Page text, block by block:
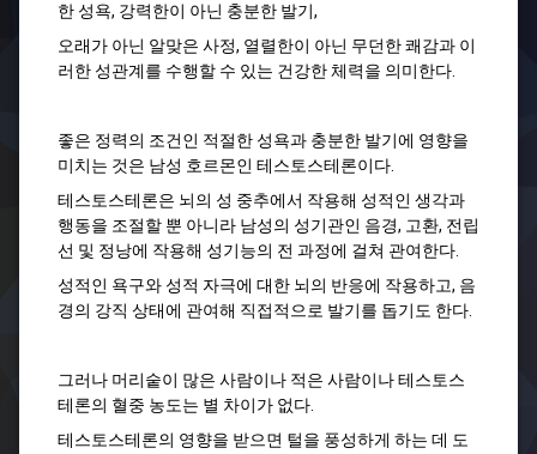
한 성욕, 강력한이 아닌 충분한 발기,
오래가 아닌 알맞은 사정, 열렬한이 아닌 무던한 쾌감과 이
러한 성관계를 수행할 수 있는 건강한 체력을 의미한다.
좋은 정력의 조건인 적절한 성욕과 충분한 발기에 영향을
미치는 것은 남성 호르몬인 테스토스테론이다.
테스토스테론은 뇌의 성 중추에서 작용해 성적인 생각과
행동을 조절할 뿐 아니라 남성의 성기관인 음경, 고환, 전립
선 및 정낭에 작용해 성기능의 전 과정에 걸쳐 관여한다.
성적인 욕구와 성적 자극에 대한 뇌의 반응에 작용하고, 음
경의 강직 상태에 관여해 직접적으로 발기를 돕기도 한다.
그러나 머리숱이 많은 사람이나 적은 사람이나 테스토스
테론의 혈중 농도는 별 차이가 없다.
테스토스테론의 영향을 받으면 털을 풍성하게 하는 데 도